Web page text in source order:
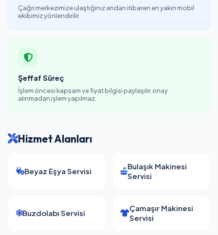
Çağrı merkezimize ulaştığınız andan itibaren en yakın mobil
ekibimiz yönlendirilir.
Şeffaf Süreç
İşlem öncesi kapsam ve fiyat bilgisi paylaşılır, onay
alınmadan işlem yapılmaz.
Hizmet Alanları
Beyaz Eşya Servisi
Bulaşık Makinesi
Servisi
Buzdolabı Servisi
Çamaşır Makinesi
Servisi